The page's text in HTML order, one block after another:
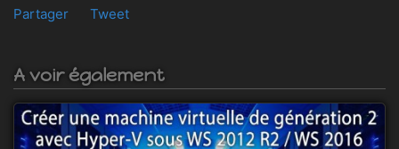
Partager Tweet
A voir également